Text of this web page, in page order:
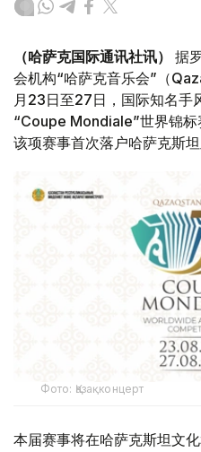
（哈萨克国际通讯社讯）
据
会机构“哈萨克音乐会”（
月23日至27日，国际知名
“Coupe Mondiale”世界锦
该项赛事首次落户哈萨克斯坦
Фото: Қазақконцерт
本届赛事将在哈萨克斯坦文